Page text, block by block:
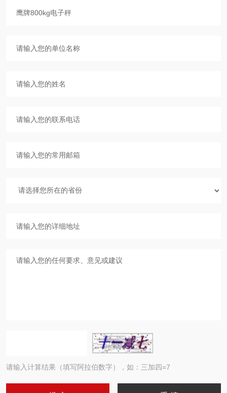
请输入计算结果（填写阿拉伯数字），如：三加四=7